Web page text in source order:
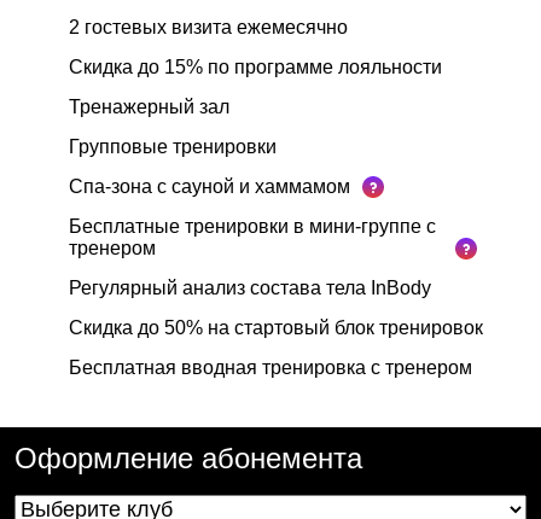
2 гостевых визита ежемесячно
Скидка до 15% по программе лояльности
Тренажерный зал
Групповые тренировки
Спа-зона с сауной и хаммамом
Бесплатные тренировки в мини-группе с
тренером
Регулярный анализ состава тела InBody
Скидка до 50% на стартовый блок тренировок
Бесплатная вводная тренировка с тренером
Оформление абонемента